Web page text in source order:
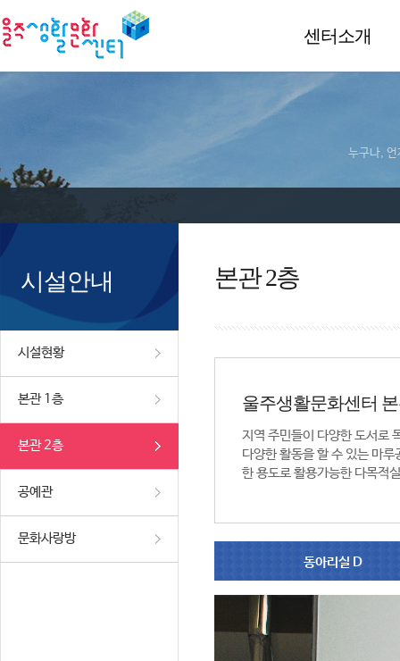
센터소개
누구나, 언
시설안내
시설현황
본관 1층
본관 2층
공예관
문화사랑방
본관 2층
울주생활문화센터
지역 주민들이 다양한 도서로
다양한 활동을 할 수 있는 마
한 용도로 활용가능한 다목적
동아리실 D